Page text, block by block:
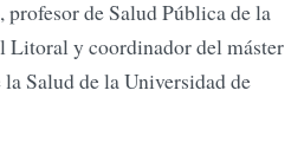
de Salud Pública de la
Litoral y coordinador del máster
Salud de la Universidad de